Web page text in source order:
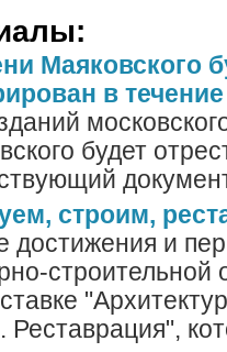
Маяковского
в
будет
строим,
достижения и
строительной
Реставрация",